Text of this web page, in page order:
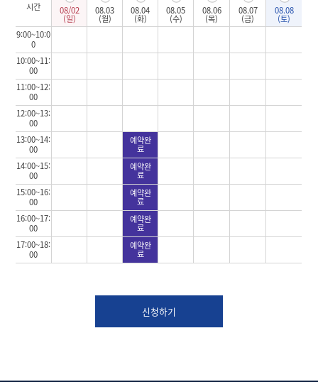
시간 08/02
(일)
08.03
(월)
08.04
(화)
08.05
(수)
08.06
(목)
08.07
(금)
08.08
(토)
9:00~10:0
0
10:00~11:
00
11:00~12:
00
12:00~13:
00
13:00~14:
00
예약완
료
14:00~15:
00
예약완
료
15:00~16:
00
예약완
료
16:00~17:
00
예약완
료
17:00~18:
00
예약완
료
신청하기